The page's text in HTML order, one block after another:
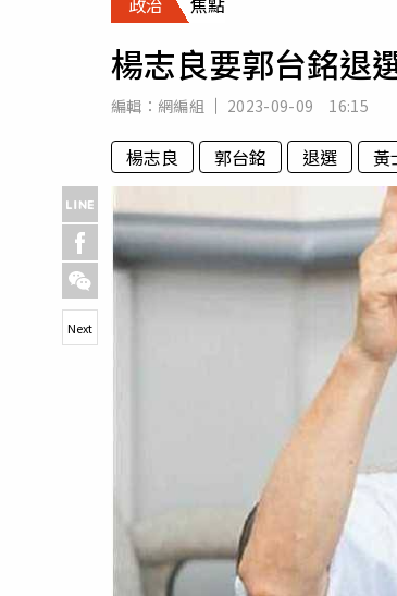
專
房產
楊志良要郭台銘退
編輯： 網編組 2023-09-09 16:15
楊志良 郭台銘 退選 黃
Next